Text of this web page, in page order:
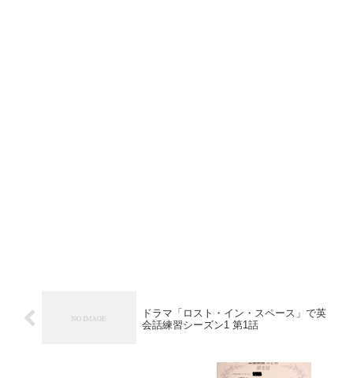
ドラマ「ロスト・イン・スペース」で英
会話練習シーズン1 第1話